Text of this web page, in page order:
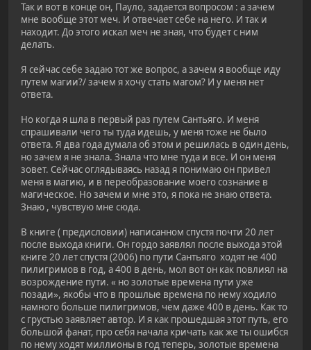
Так и вот в конце он, Пауло, задается вопросом : а зачем
мне вообще этот меч. И отвечает себе на него. И так и
находит. До этого искал меч не зная, что будет с ним
делать.
Я сейчас себе задаю тот же вопрос, а зачем я вообще иду
путем магии?/ зачем я хочу стать магом? И у меня нет
ответа.
Но когда я шла в первый раз путем Сантьяго. И меня
спрашивали чего ты туда идешь, у меня тоже не было
ответа. Я два года думала об этом и решилась в один день,
но зачем я не знала. Знала что мне туда и все. И он меня
зовет. Сейчас оглядываясь назад я понимаю он привел
меня в магию, и в переобразование моего сознание в
магическое. Но зачем и мне это, я пока не знаю ответа.
Знаю , чувствую мне сюда.
В книге ( предисловии) написанном спустя почти 20 лет
после выхода книги. Он гордо заявлял после выхода этой
книге 20 лет спустя (2006) по пути Сантьяго ходят не 400
пилигримов в год, а 400 в день, мол вот он как повлиял на
возрождение пути. « но золотые времена пути уже
позади», якобы что в прошлые времена по нему ходило
намного больше пилигримов, чем даже 400 в день. Как то
с грустью заявляет автор. И я как прошедшая этот путь, его
большой фанат, про себя начала кричать как же ты ошибся
по нему ходят миллионы в год теперь, золотые времена